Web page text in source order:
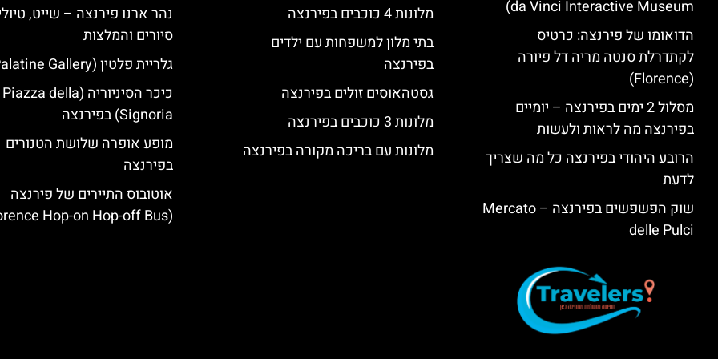
da Vinci Interactive Museum)
הדואומו של פירנצה: כרטיס
לקתדרלת סנטה מריה דל פיורה
(Florence)
מסלול 2 ימים בפירנצה – יומיים
בפירנצה מה לראות ולעשות
הרובע היהודי בפירנצה כל מה שצריך
לדעת
שוק הפשפשים בפירנצה – Mercato
delle Pulci
מלונות 4 כוכבים בפירנצה
בתי מלון למשפחות עם ילדים
בפירנצה
גסטהאוסים זולים בפירנצה
מלונות 3 כוכבים בפירנצה
מלונות עם בריכה מקורה בפירנצה
נהר ארנו פירנצה – שייט,
סיורים והמלצות
גלריית פלטין (Palatine Gallery)
כיכר הסיניוריה (Piazza della
Signoria) בפירנצה
מופע אופרה שלושת הטנורים
בפירנצה
אוטובוס התיירים של פירנצה
(Florence Hop-on Hop-off Bus)